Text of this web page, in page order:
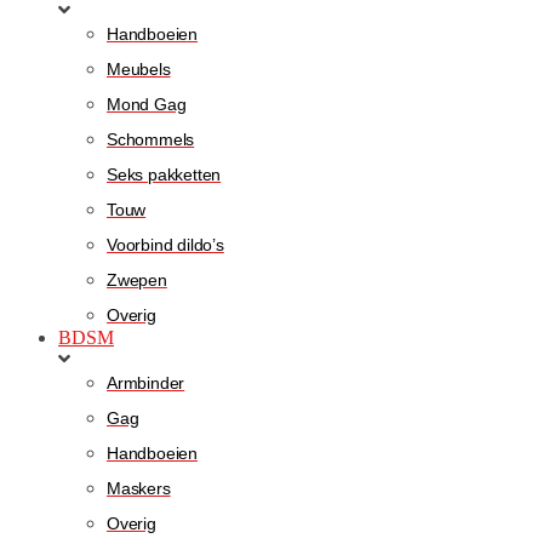
Handboeien
Meubels
Mond Gag
Schommels
Seks pakketten
Touw
Voorbind dildo’s
Zwepen
Overig
BDSM
Armbinder
Gag
Handboeien
Maskers
Overig